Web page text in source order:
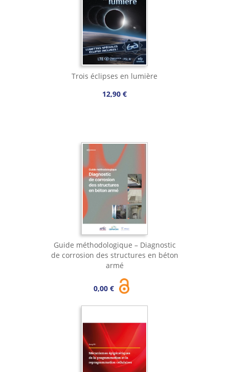
Trois éclipses en lumière
12,90 €
Guide méthodologique – Diagnostic
de corrosion des structures en béton
armé
0,00 €